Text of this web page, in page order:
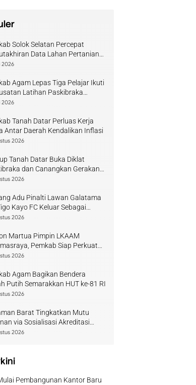
Solok Selatan Percepat
Data Lahan Pertanian
Berkelanjutan
2026
Agam Lepas Tiga Pelajar Ikuti
Latihan Paskibraka
2026
Tanah Datar Perluas Kerja
Antar Daerah Kendalikan Inflasi
2026
Tanah Datar Buka Diklat
dan Canangkan Gerakan
2026
Adu Pinalti Lawan Galatama
Kayo FC Keluar Sebagai
Piala Walikota Payakumbuh
2026
Martua Pimpin LKAAM
Pemkab Siap Perkuat
Adat
2026
Agam Bagikan Bendera
Putih Semarakkan HUT ke-81 RI
2026
Barat Tingkatkan Mutu
via Sosialisasi Akreditasi
2026
2026
Pembangunan Kantor Baru